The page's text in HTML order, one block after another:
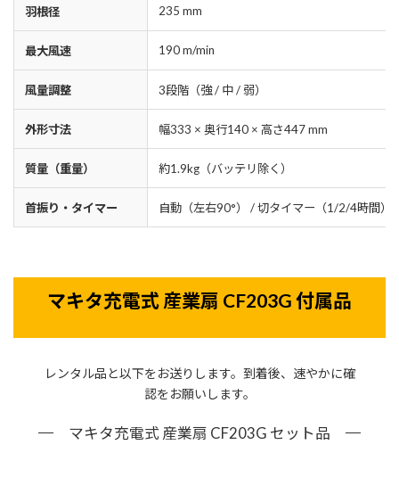
羽根径 235 mm
最大風速 190 m/min
風量調整 3段階（強 / 中 / 弱）
外形寸法 幅333 × 奥行140 × 高さ447 mm
質量（重量） 約1.9kg（バッテリ除く）
首振り・タイマー 自動（左右90°） / 切タイマー（1/2/4時間）
マキタ充電式 産業扇 CF203G 付属品
レンタル品と以下をお送りします。到着後、速やかに確
認をお願いします。
マキタ充電式 産業扇 CF203G セット品